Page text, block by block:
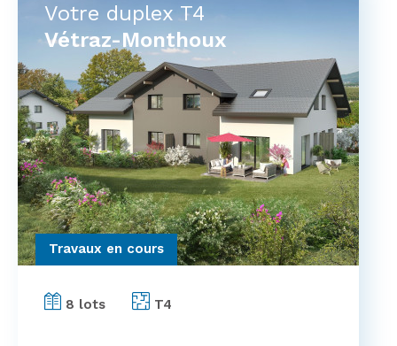
Votre duplex T4
Vétraz-Monthoux
Travaux en cours
8 lots T4